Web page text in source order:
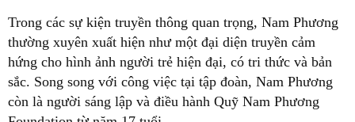
Trong các sự kiện truyền thông quan trọng, Nam Phương
thường xuyên xuất hiện như một đại diện truyền cảm
hứng cho hình ảnh người trẻ hiện đại, có tri thức và bản
sắc. Song song với công việc tại tập đoàn, Nam Phương
còn là người sáng lập và điều hành Quỹ Nam Phương